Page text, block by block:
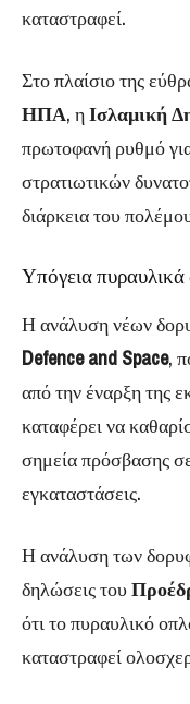
καταστραφεί.
Στο πλαίσιο της
ΗΠΑ, ηΙσλαμική
πρωτοφανή ρυθμό
στρατιωτικών
διάρκεια του
Υπόγεια
Η ανάλυση νέων
Defence and Space,
από την έναρξη της
καταφέρει να
σημεία πρόσβασης
εγκαταστάσεις.
Η ανάλυση των
δηλώσεις του
ότι το πυραυλικό
καταστραφεί